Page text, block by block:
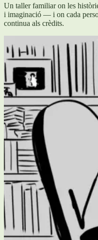
Un taller familiar on les
i imaginació — i on cada
continua als crèdits.